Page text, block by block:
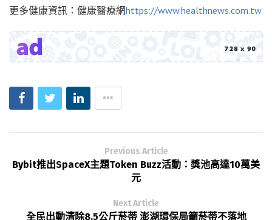
更多健康資訊：健康醫療網https://www.healthnews.com.tw
Previous Article
Bybit推出SpaceX主題Token Buzz活動：獎池高達10萬美
元
Next Article
全民出動清除8.5公斤菸蒂 澎湖環保局籲菸蒂不落地